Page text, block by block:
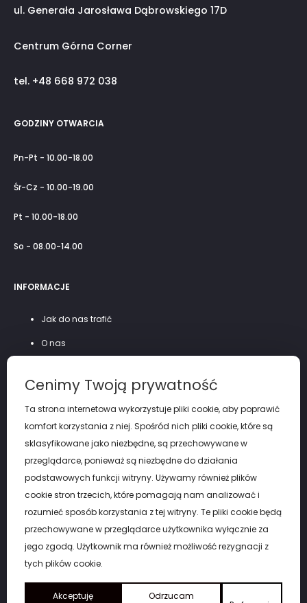
ul. Generała Jarosława Dąbrowskiego 17D
Centrum Górna Corner
tel. +48 668 972 038
GODZINY OTWARCIA
Pn-Pt - 10.00-18.00
Śr-Cz - 10.00-19.00
Pt - 10.00-18.00
So - 08.00-14.00
INFORMACJE
Jak do nas trafić
O nas
Polityka prywatności
Copyright by eGARNITUR Łódź. © 2026
Cenimy Twoją prywatność
Ta strona internetowa wykorzystuje pliki cookie, aby poprawić
komfort korzystania z niej. Spośród nich pliki cookie, które są
sklasyfikowane jako niezbędne, są przechowywane w
przeglądarce, ponieważ są niezbędne do działania
podstawowych funkcji witryny. Używamy również plików
cookie stron trzecich, które pomagają nam analizować i
rozumieć sposób korzystania z tej witryny. Te pliki cookie będą
przechowywane w przeglądarce użytkownika wyłącznie za
jego zgodą. Użytkownik ma również możliwość rezygnacji z
tych plików cookie.
Akceptuję Odrzucam